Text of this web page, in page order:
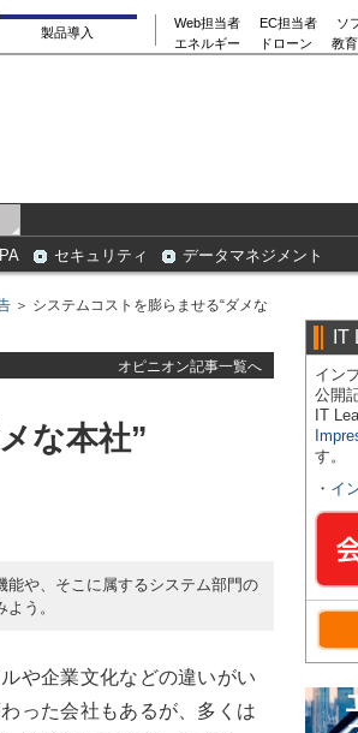
製品導入
Web担当者 EC担当者
ソ
エネルギー
ドローン 教
セキュリティ データマネジメント
＞ システムコストを膨らませる“ダメな
オピニオン記事一覧へ
な本社”
能や、そこに属するシステム部門の
う。
や企業文化などの違いがい
った会社もあるが、多くは
IT
イン
公開
IT
す。
・ イ